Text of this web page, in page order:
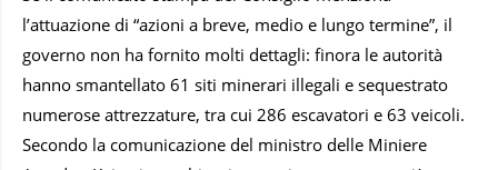
l’attuazione di “azioni a breve, medio e lungo termine”, il
governo non ha fornito molti dettagli: finora le autorità
hanno smantellato 61 siti minerari illegali e sequestrato
numerose attrezzature, tra cui 286 escavatori e 63 veicoli.
Secondo la comunicazione del ministro delle Miniere